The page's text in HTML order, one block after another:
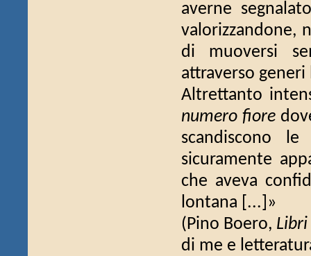
averne
valorizzandone,
di muoversi
attraverso
Altrettanto
numero fiore
scandiscono
sicuramente
che aveva
lontana [...]»
(Pino Boero,
di me e